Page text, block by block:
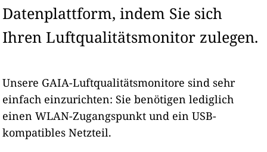
Datenplattform, indem Sie sich
Ihren Luftqualitätsmonitor zulegen.
Unsere GAIA-Luftqualitätsmonitore sind sehr
einfach einzurichten: Sie benötigen lediglich
einen WLAN-Zugangspunkt und ein USB-
kompatibles Netzteil.